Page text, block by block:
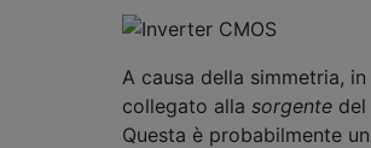
A causa della simmetria,
collegato alla sorgente del
Questa è probabilmente